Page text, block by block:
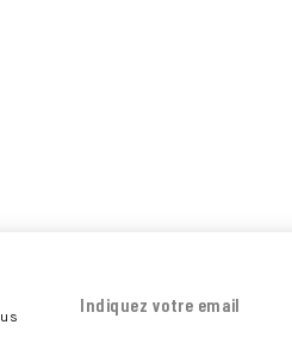
Indiquez votre email